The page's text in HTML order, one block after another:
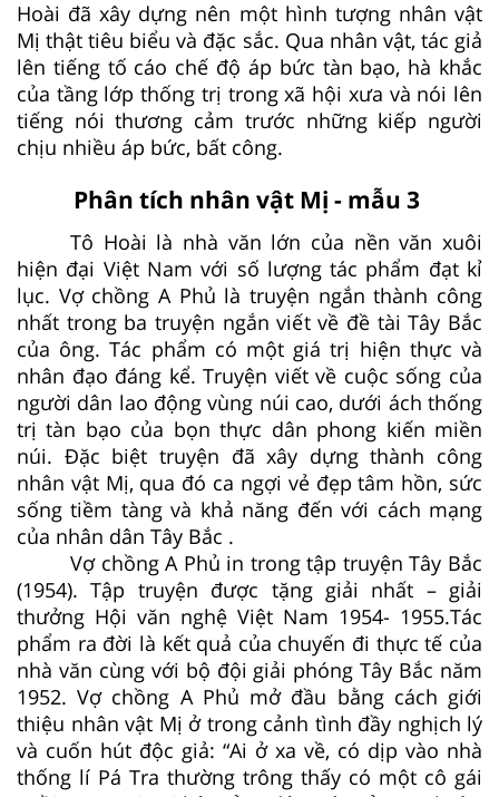
Hoài đã xây dựng nên một hình tượng nhân vật
Mị thật tiêu biểu và đặc sắc. Qua nhân vật, tác giả
lên tiếng tố cáo chế độ áp bức tàn bạo, hà khắc
của tầng lớp thống trị trong xã hội xưa và nói lên
tiếng nói thương cảm trước những kiếp người
chịu nhiều áp bức, bất công.
Phân tích nhân vật Mị - mẫu 3
Tô Hoài là nhà văn lớn của nền văn xuôi
hiện đại Việt Nam với số lượng tác phẩm đạt kỉ
lục. Vợ chồng A Phủ là truyện ngắn thành công
nhất trong ba truyện ngắn viết về đề tài Tây Bắc
của ông. Tác phẩm có một giá trị hiện thực và
nhân đạo đáng kể. Truyện viết về cuộc sống của
người dân lao động vùng núi cao, dưới ách thống
trị tàn bạo của bọn thực dân phong kiến miền
núi. Đặc biệt truyện đã xây dựng thành công
nhân vật Mị, qua đó ca ngợi vẻ đẹp tâm hồn, sức
sống tiềm tàng và khả năng đến với cách mạng
của nhân dân Tây Bắc .
Vợ chồng A Phủ in trong tập truyện Tây Bắc
(1954). Tập truyện được tặng giải nhất – giải
thưởng Hội văn nghệ Việt Nam 1954- 1955.Tác
phẩm ra đời là kết quả của chuyến đi thực tế của
nhà văn cùng với bộ đội giải phóng Tây Bắc năm
1952. Vợ chồng A Phủ mở đầu bằng cách giới
thiệu nhân vật Mị ở trong cảnh tình đầy nghịch lý
và cuốn hút độc giả: “Ai ở xa về, có dịp vào nhà
thống lí Pá Tra thường trông thấy có một cô gái